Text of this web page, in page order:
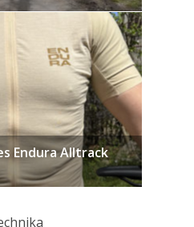
Endura Alltrack